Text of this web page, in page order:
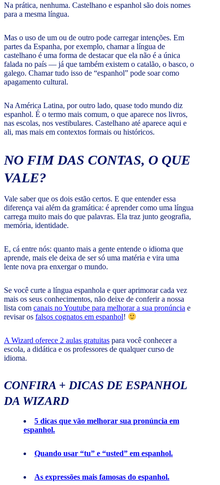
Na prática, nenhuma. Castelhano e espanhol são dois nomes
para a mesma língua.
Mas o uso de um ou de outro pode carregar intenções. Em
partes da Espanha, por exemplo, chamar a língua de
castelhano é uma forma de destacar que ela não é a única
falada no país — já que também existem o catalão, o basco, o
galego. Chamar tudo isso de “espanhol” pode soar como
apagamento cultural.
Na América Latina, por outro lado, quase todo mundo diz
espanhol. É o termo mais comum, o que aparece nos livros,
nas escolas, nos vestibulares. Castelhano até aparece aqui e
ali, mas mais em contextos formais ou históricos.
NO FIM DAS CONTAS, O QUE
VALE?
Vale saber que os dois estão certos. E que entender essa
diferença vai além da gramática: é aprender como uma língua
carrega muito mais do que palavras. Ela traz junto geografia,
memória, identidade.
E, cá entre nós: quanto mais a gente entende o idioma que
aprende, mais ele deixa de ser só uma matéria e vira uma
lente nova pra enxergar o mundo.
Se você curte a língua espanhola e quer aprimorar cada vez
mais os seus conhecimentos, não deixe de conferir a nossa
lista com canais no Youtube para melhorar a sua pronúncia e
revisar os falsos cognatos em espanhol!
A Wizard oferece 2 aulas gratuitas para você conhecer a
escola, a didática e os professores de qualquer curso de
idioma.
CONFIRA + DICAS DE ESPANHOL
DA WIZARD
5 dicas que vão melhorar sua pronúncia em
espanhol.
Quando usar “tu” e “usted” em espanhol.
As expressões mais famosas do espanhol.